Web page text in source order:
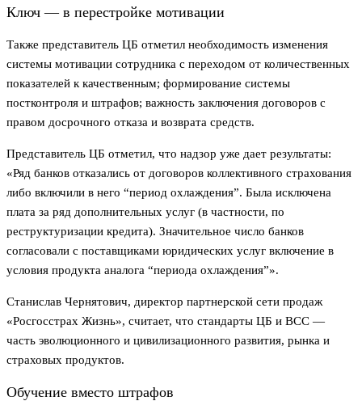
Ключ — в перестройке мотивации
Также представитель ЦБ отметил необходимость изменения
системы мотивации сотрудника с переходом от количественных
показателей к качественным; формирование системы
постконтроля и штрафов; важность заключения договоров с
правом досрочного отказа и возврата средств.
Представитель ЦБ отметил, что надзор уже дает результаты:
«Ряд банков отказались от договоров коллективного страхования
либо включили в него “период охлаждения”. Была исключена
плата за ряд дополнительных услуг (в частности, по
реструктуризации кредита). Значительное число банков
согласовали с поставщиками юридических услуг включение в
условия продукта аналога “периода охлаждения”».
Станислав Чернятович, директор партнерской сети продаж
«Росгосстрах Жизнь», считает, что стандарты ЦБ и ВСС —
часть эволюционного и цивилизационного развития, рынка и
страховых продуктов.
Обучение вместо штрафов